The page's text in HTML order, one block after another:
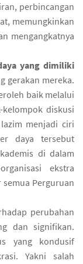
perbincangan
memungkinkan
mengangkatnya
yang dimiliki
gerakan mereka.
baik melalui
diskusi
menjadi ciri
daya tersebut
di dalam
ekstra
Perguruan
perubahan
dan signifikan.
yang kondusif
Yakni salah